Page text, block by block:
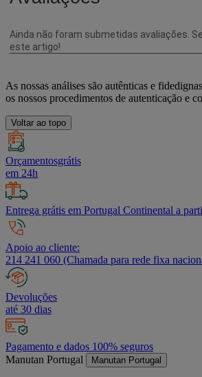
As nossas análises são autênticas e
os nossos procedimentos de autenticação e
Voltar ao topo
Orçamentosgrátis
em 24h
Entrega grátis em Portugal Continental a
Apoio ao cliente:
214 241 060 (Chamada para rede fixa
Devoluções
até 30 dias
Pagamento e dados 100% seguros
Manutan Portugal
Manutan Portugal